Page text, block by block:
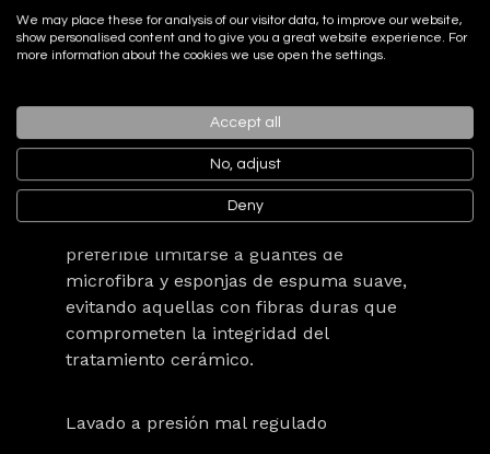
ayuda a prevenir daños irreversibles en la
pintura y mantener la protección intacta.
Uso de cepillos o esponjas abrasivas
Aplicar cerámica requiere un lavado
posterior delicado. El uso de cepillos o
esponjas rígidas puede raspar la capa
protectora y dejar microarañazos. Es
preferible limitarse a guantes de
microfibra y esponjas de espuma suave,
evitando aquellas con fibras duras que
comprometen la integridad del
tratamiento cerámico.
Lavado a presión mal regulado
We may place these for analysis of our visitor data, to improve our website,
show personalised content and to give you a great website experience. For
more information about the cookies we use open the settings.
Accept all
No, adjust
Deny